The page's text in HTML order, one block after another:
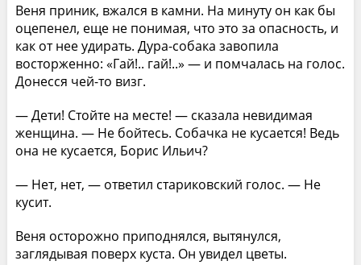
Веня приник, вжался в камни. На минуту он как бы
оцепенел, еще не понимая, что это за опасность, и
как от нее удирать. Дура-собака завопила
восторженно: «Гай!.. гай!..» — и помчалась на голос.
Донесся чей-то визг.
— Дети! Стойте на месте! — сказала невидимая
женщина. — Не бойтесь. Собачка не кусается! Ведь
она не кусается, Борис Ильич?
— Нет, нет, — ответил стариковский голос. — Не
кусит.
Веня осторожно приподнялся, вытянулся,
заглядывая поверх куста. Он увидел цветы.